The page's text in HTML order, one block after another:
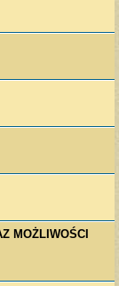
MOŻLIWOŚCI